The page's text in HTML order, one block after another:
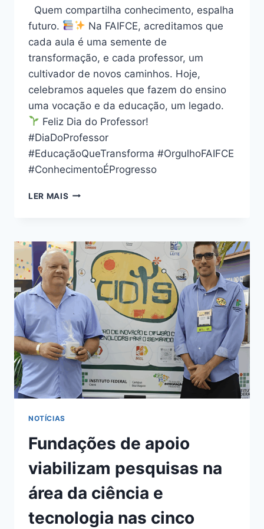
Quem compartilha conhecimento, espalha
futuro.
Na FAIFCE, acreditamos que
cada aula é uma semente de
transformação, e cada professor, um
cultivador de novos caminhos. Hoje,
celebramos aqueles que fazem do ensino
uma vocação e da educação, um legado.
Feliz Dia do Professor!
#DiaDoProfessor
#EducaçãoQueTransforma #OrgulhoFAIFCE
#ConhecimentoÉProgresso
LER MAIS
NOTÍCIAS
Fundações de apoio
viabilizam pesquisas na
área da ciência e
tecnologia nas cinco